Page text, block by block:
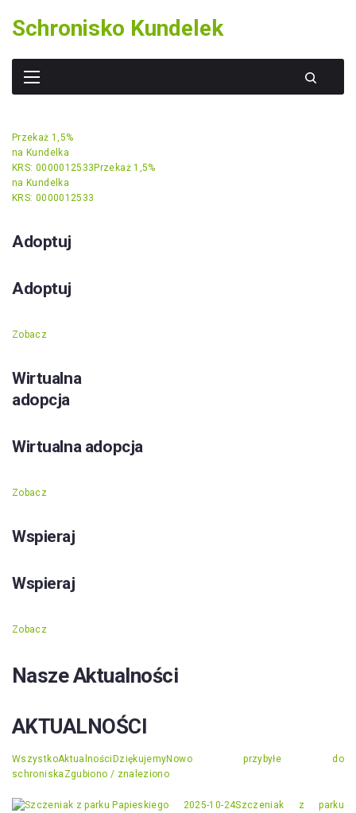
content
Schronisko Kundelek
Przekaż 1,5%
na Kundelka
KRS: 0000012533 Przekaż 1,5%
na Kundelka
KRS: 0000012533
Adoptuj
Adoptuj
Zobacz
Wirtualna
adopcja
Wirtualna adopcja
Zobacz
Wspieraj
Wspieraj
Zobacz
Nasze Aktualności
AKTUALNOŚCI
WszystkoAktualności DziękujemyNowo przybyłe do
schroniska Zgubiono / znaleziono
2025-10-24Szczeniak z parku